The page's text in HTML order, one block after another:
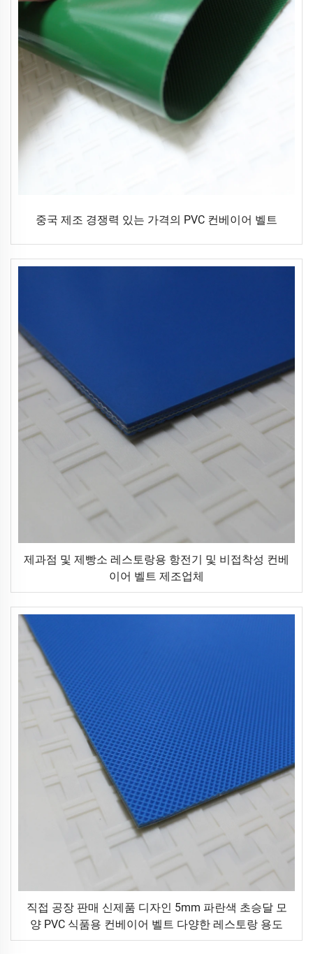
중국 제조 경쟁력 있는 가격의 PVC 컨베이어 벨트
제과점 및 제빵소 레스토랑용 항전기 및 비접착성 컨베
이어 벨트 제조업체
직접 공장 판매 신제품 디자인 5mm 파란색 초승달 모
양 PVC 식품용 컨베이어 벨트 다양한 레스토랑 용도